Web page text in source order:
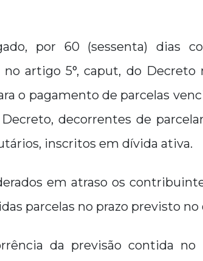
por 60 (sessenta) dias
artigo 5°, caput, do Decreto
o pagamento de parcelas
decorrentes de
inscritos em dívida ativa.
em atraso os
parcelas no prazo previsto
da previsão contida